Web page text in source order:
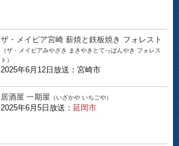
ザ・メイビア宮崎 薪焼と鉄板焼き フォレスト
（ザ・メイビアみやざき まきやきとてっぱんやき フォレス
ト）
2025年6月12日放送：宮崎市
居酒屋 一期屋 （いざかや いちごや）
2025年6月5日放送： 延岡市